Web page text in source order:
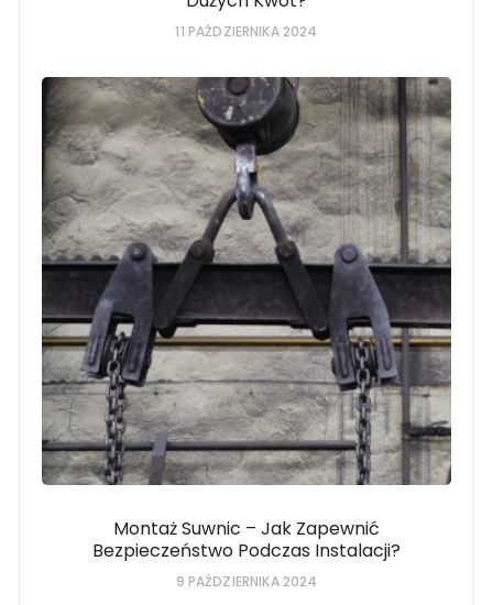
11 PAŹDZIERNIKA 2024
Montaż Suwnic – Jak Zapewnić
Bezpieczeństwo Podczas Instalacji?
9 PAŹDZIERNIKA 2024